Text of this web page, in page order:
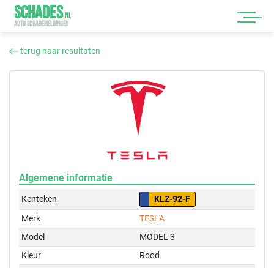
SCHADES.NL
AUTO SCHADEMELDINGEN
terug naar resultaten
Algemene informatie
Kenteken
KLZ-92-F
Merk
TESLA
Model
MODEL 3
Kleur
Rood